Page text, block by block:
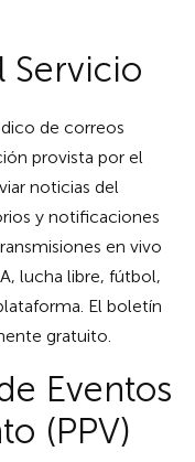
Servicio
de correos
provista por el
noticias del
y notificaciones
en vivo
lucha libre, fútbol,
El boletín
gratuito.
Eventos
(PPV)